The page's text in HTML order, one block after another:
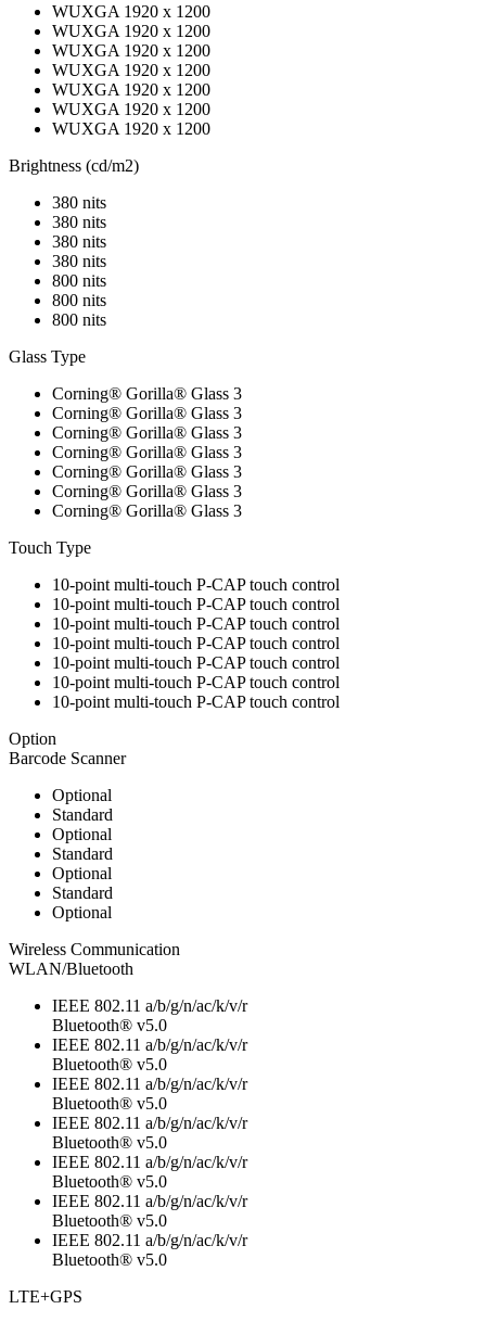
WUXGA 1920 x 1200
WUXGA 1920 x 1200
WUXGA 1920 x 1200
WUXGA 1920 x 1200
WUXGA 1920 x 1200
WUXGA 1920 x 1200
WUXGA 1920 x 1200
Brightness (cd/m2)
380 nits
380 nits
380 nits
380 nits
800 nits
800 nits
800 nits
Glass Type
Corning® Gorilla® Glass 3
Corning® Gorilla® Glass 3
Corning® Gorilla® Glass 3
Corning® Gorilla® Glass 3
Corning® Gorilla® Glass 3
Corning® Gorilla® Glass 3
Corning® Gorilla® Glass 3
Touch Type
10-point multi-touch P-CAP touch control
10-point multi-touch P-CAP touch control
10-point multi-touch P-CAP touch control
10-point multi-touch P-CAP touch control
10-point multi-touch P-CAP touch control
10-point multi-touch P-CAP touch control
10-point multi-touch P-CAP touch control
Option
Barcode Scanner
Optional
Standard
Optional
Standard
Optional
Standard
Optional
Wireless Communication
WLAN/Bluetooth
IEEE 802.11 a/b/g/n/ac/k/v/r
Bluetooth® v5.0
IEEE 802.11 a/b/g/n/ac/k/v/r
Bluetooth® v5.0
IEEE 802.11 a/b/g/n/ac/k/v/r
Bluetooth® v5.0
IEEE 802.11 a/b/g/n/ac/k/v/r
Bluetooth® v5.0
IEEE 802.11 a/b/g/n/ac/k/v/r
Bluetooth® v5.0
IEEE 802.11 a/b/g/n/ac/k/v/r
Bluetooth® v5.0
IEEE 802.11 a/b/g/n/ac/k/v/r
Bluetooth® v5.0
LTE+GPS